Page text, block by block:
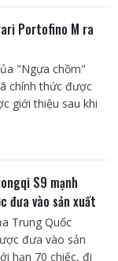
Portofino M ra
"Ngựa chồm"
chính thức được
giới thiệu sau khi
S9 mạnh
đưa vào sản xuất
Trung Quốc
đưa vào sản
hạn 70 chiếc, đi